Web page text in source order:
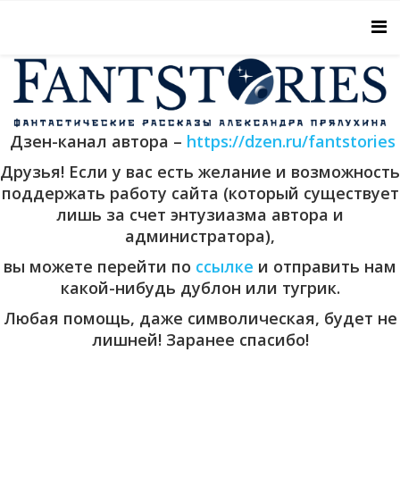
Дзен-канал автора – https://dzen.ru/fantstories
Друзья! Если у вас есть желание и возможность
поддержать работу сайта (который существует
лишь за счет энтузиазма автора и
администратора),
вы можете перейти по ссылке и отправить нам
какой-нибудь дублон или тугрик.
Любая помощь, даже символическая, будет не
лишней! Заранее спасибо!